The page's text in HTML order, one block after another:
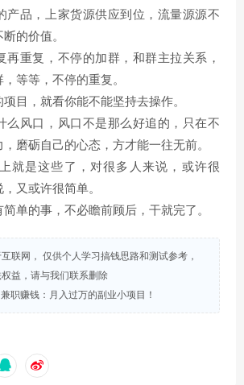
产品，上家货源供应到位，流量源源不
的价值。
再重复，不停的加群，和群主拉关系，
等等，不停的重复。
目，就看你能不能坚持去操作。
么风口，风口不是那么好追的，只在不
磨砺自己的心态，方才能一往无前。
就是这些了，对很多人来说，或许很
又或许很简单。
单的事，不必瞻前顾后，干就完了。
联网， 仅供个人学习搞钱思路和测试参考，
益，请与我们联系删除
职赚钱：月入过万的副业小项目！